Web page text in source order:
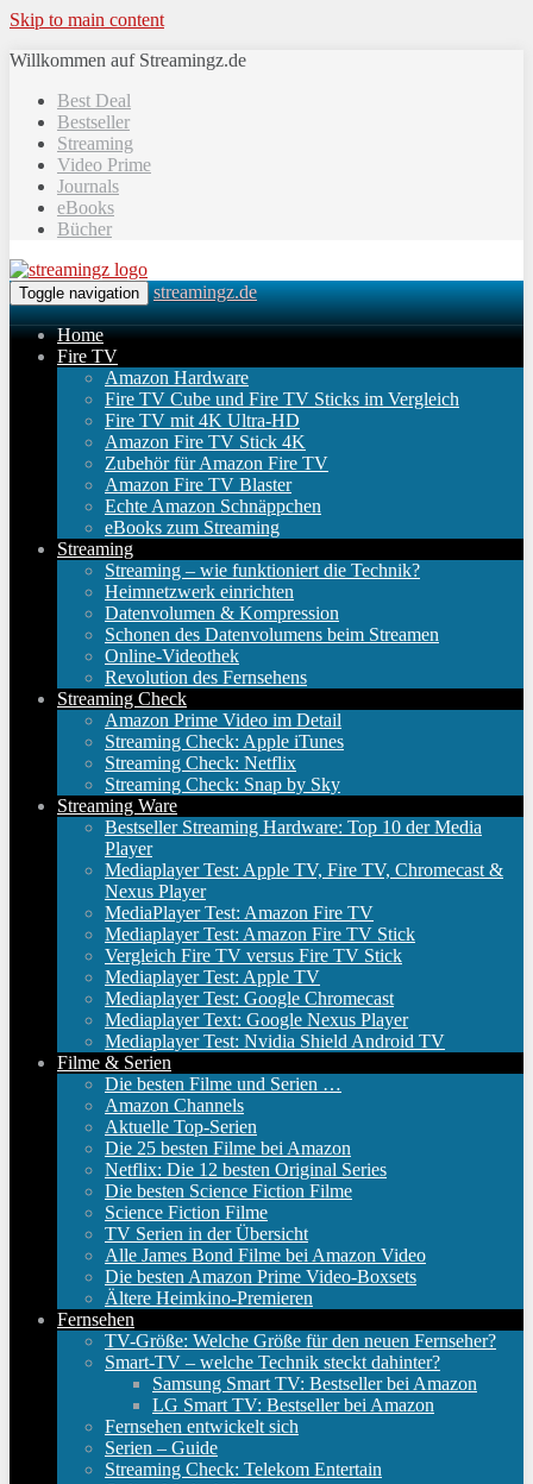
Skip to main content
Willkommen auf Streamingz.de
Best Deal
Bestseller
Streaming
Video Prime
Journals
eBooks
Bücher
Toggle navigation streamingz.de
Home
Fire TV
Amazon Hardware
Fire TV Cube und Fire TV Sticks im Vergleich
Fire TV mit 4K Ultra-HD
Amazon Fire TV Stick 4K
Zubehör für Amazon Fire TV
Amazon Fire TV Blaster
Echte Amazon Schnäppchen
eBooks zum Streaming
Streaming
Streaming – wie funktioniert die Technik?
Heimnetzwerk einrichten
Datenvolumen & Kompression
Schonen des Datenvolumens beim Streamen
Online-Videothek
Revolution des Fernsehens
Streaming Check
Amazon Prime Video im Detail
Streaming Check: Apple iTunes
Streaming Check: Netflix
Streaming Check: Snap by Sky
Streaming Ware
Bestseller Streaming Hardware: Top 10 der Media
Player
Mediaplayer Test: Apple TV, Fire TV, Chromecast &
Nexus Player
MediaPlayer Test: Amazon Fire TV
Mediaplayer Test: Amazon Fire TV Stick
Vergleich Fire TV versus Fire TV Stick
Mediaplayer Test: Apple TV
Mediaplayer Test: Google Chromecast
Mediaplayer Text: Google Nexus Player
Mediaplayer Test: Nvidia Shield Android TV
Filme & Serien
Die besten Filme und Serien …
Amazon Channels
Aktuelle Top-Serien
Die 25 besten Filme bei Amazon
Netflix: Die 12 besten Original Series
Die besten Science Fiction Filme
Science Fiction Filme
TV Serien in der Übersicht
Alle James Bond Filme bei Amazon Video
Die besten Amazon Prime Video-Boxsets
Ältere Heimkino-Premieren
Fernsehen
TV-Größe: Welche Größe für den neuen Fernseher?
Smart-TV – welche Technik steckt dahinter?
Samsung Smart TV: Bestseller bei Amazon
LG Smart TV: Bestseller bei Amazon
Fernsehen entwickelt sich
Serien – Guide
Streaming Check: Telekom Entertain